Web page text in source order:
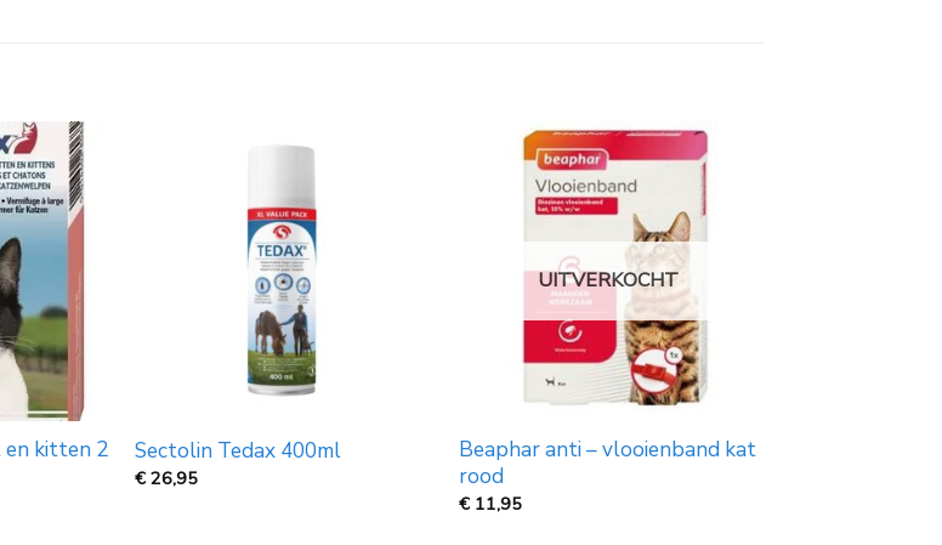
en kitten 2
Sectolin Tedax 400ml
€26,95
UITVERKOCHT
Beaphar anti – vlooienband kat
rood
€ 11,95